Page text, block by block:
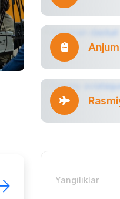
Yangiliklar